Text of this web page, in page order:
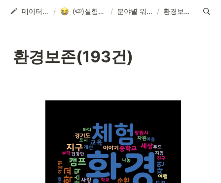
데이터 분석 실습실 / (🍉)실험2_백투더 2019 / 분야별 워드클라우드 / 환경보존(193건)
환경보존(193건)